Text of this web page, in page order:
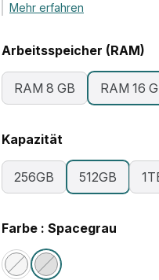
Mehr erfahren
Arbeitsspeicher (RAM)
RAM 8 GB RAM 16
Kapazität
256GB 512GB
Farbe : Spacegrau